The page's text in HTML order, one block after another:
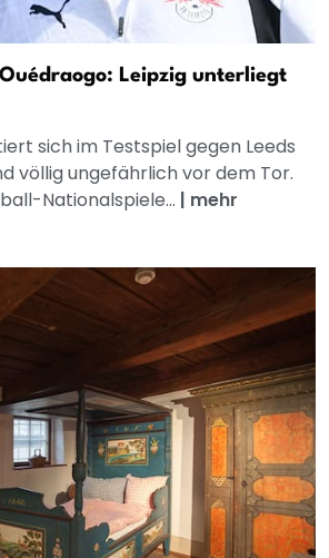
Leipzig unterliegt
sich im Testspiel gegen Leeds
völlig ungefährlich vor dem Tor.
Nationalspiele... | mehr